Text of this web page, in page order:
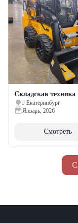
Складская техника
г Екатеринбург
Январь, 2026
Смотреть